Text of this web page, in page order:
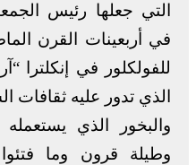
التي جعلها رئيس
في أربعينات القرن
للفولكلور في
الذي تدور عليه ثقافات
والبخور الذي
وطيلة قرون وما